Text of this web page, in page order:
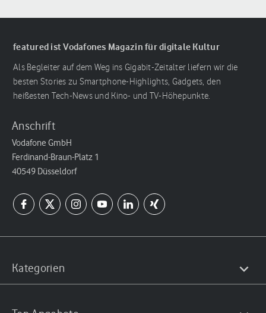
featured ist Vodafones Magazin für digitale Kultur
Als Begleiter auf dem Weg ins Gigabit-Zeitalter liefern wir die
besten Stories zu Smartphone-Highlights, Gadgets, den
heißesten Tech-News und Kino- und TV-Höhepunkte.
Anschrift
Vodafone GmbH
Ferdinand-Braun-Platz 1
40549 Düsseldorf
Kategorien